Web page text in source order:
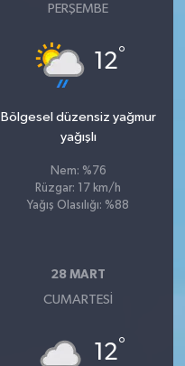
PERŞEMBE
12°
Bölgesel düzensiz yağmur
yağışlı
Nem: %76
Rüzgar: 17 km/h
Yağış Olasılığı: %88
28 MART
CUMARTESI
12°